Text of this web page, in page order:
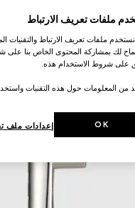
ملفات تعريف الارتباط
ملفات تعريف الارتباط والتقنيات
لك بمشاركة المحتوى الخاص بنا على
على شروط الاستخدام هذه.
من المعلومات حول هذه التقنيات
إعدادات ملف OK